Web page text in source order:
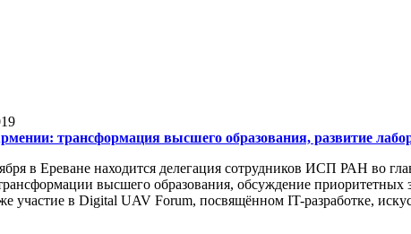
трансформация высшего образования, развитие
в Ереване находится делегация сотрудников ИСП РАН во
высшего образования, обсуждение приоритетных
участие в Digital UAV Forum, посвящённом IT-разработке,